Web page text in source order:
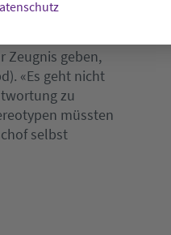
Fach sei eine
Zeugnis geben,
«Es geht nicht
zu
müssten
selbst